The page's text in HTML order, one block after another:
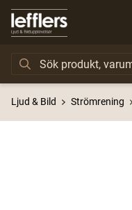
Ljud & Bild Strömrening